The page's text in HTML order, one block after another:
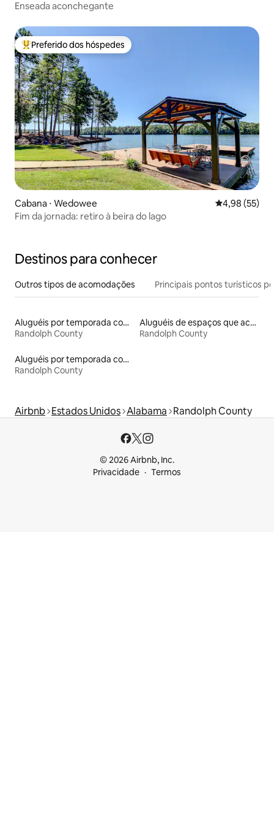
Enseada aconchegante
Entre os melhores preferidos dos hóspedes
Preferido dos hóspedes
Cabana ⋅ Wedowee 4,98 de uma
4,98 (55)
Fim da jornada: retiro à beira do lago
Destinos para conhecer
Outros tipos de acomodações Principais pontos turísticos
Aluguéis por temporada com acesso ao lago
Randolph County
Aluguéis de espaços que aceitam animais de estimação
Randolph County
Aluguéis por temporada com caiaque
Randolph County
Airbnb Estados Unidos Alabama Randolph County
© 2026 Airbnb, Inc.
Privacidade
Termos